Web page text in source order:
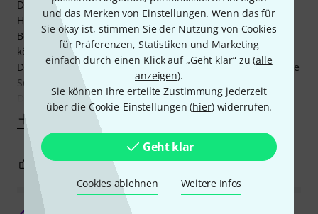
und das Merken von Einstellungen. Wenn das für
Sie okay ist, stimmen Sie der Nutzung von Cookies
für Präferenzen, Statistiken und Marketing
einfach durch einen Klick auf „Geht klar“ zu (alle
anzeigen).
Sie können Ihre erteilte Zustimmung jederzeit
über die Cookie-Einstellungen (hier) widerrufen.
Geht klar
Cookies ablehnen Weitere Infos
Der Zusammenbau war einfach, nur 4 Füße anschrauben.
Hocker sieht sehr erhaben aus in seinem schwarzen Look.
Beim Hochkurbeln sitzt man etwas wackelig. Die Mechanik
könnte hier präziser arbeiten.
Das Notenfach, was ich mir gewünscht hatte, damit aktuelle
Scrips nicht rumliegen, könnte ein bißchen tiefer sein.
Die Sitzfläche aus Plüsch fusselt etwas.
Mehr anzeigen
0 BEWERTUNG MELDEN